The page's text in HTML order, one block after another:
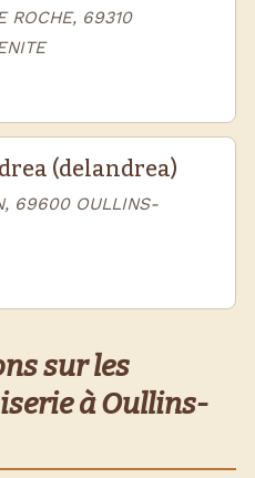
ROCHE, 69310
(delandrea)
69600 OULLINS-
sur les
à Oullins-